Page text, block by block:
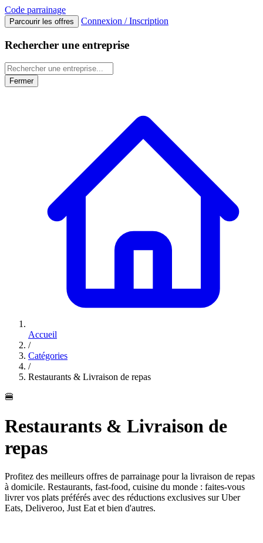
Code parrainage
Parcourir les offres Connexion / Inscription
Rechercher une entreprise
Fermer
Accueil
/
Catégories
/
Restaurants & Livraison de repas
🍔
Restaurants & Livraison de
repas
Profitez des meilleurs offres de parrainage pour la livraison de repas
à domicile. Restaurants, fast-food, cuisine du monde : faites-vous
livrer vos plats préférés avec des réductions exclusives sur Uber
Eats, Deliveroo, Just Eat et bien d'autres.